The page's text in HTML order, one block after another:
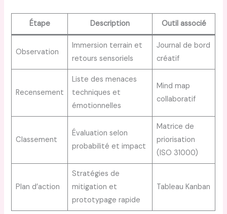
Étape Description Outil associé
Observation
Immersion terrain et
retours sensoriels
Journal de bord
créatif
Recensement
Liste des menaces
techniques et
émotionnelles
Mind map
collaboratif
Classement
Évaluation selon
probabilité et impact
Matrice de
priorisation
(ISO 31000)
Plan d’action
Stratégies de
mitigation et
prototypage rapide
Tableau Kanban